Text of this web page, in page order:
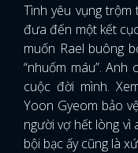
Tình yêu vụng
đưa đến một kết
muốn Rael buông
“nhuốm máu”.
cuộc đời mình.
Yoon Gyeom bảo
người vợ hết lòng vì
bội bạc ấy cũng là